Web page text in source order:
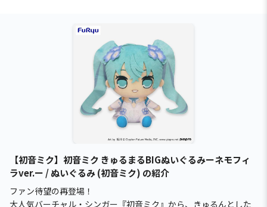
【初音ミク】初音ミク きゅるまるBIGぬいぐるみーネモフィ
ラver.ー / ぬいぐるみ (初音ミク) の紹介
ファン待望の再登場！
大人気バーチャル・シンガー『初音ミク』から、きゅるんとした